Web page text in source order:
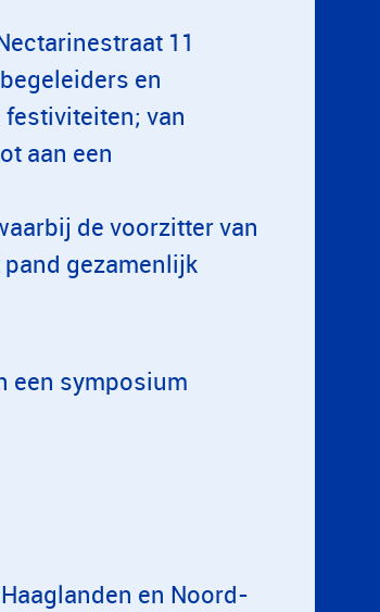
11
en
van
aan een
de voorzitter van
gezamenlijk
een symposium
en Noord-